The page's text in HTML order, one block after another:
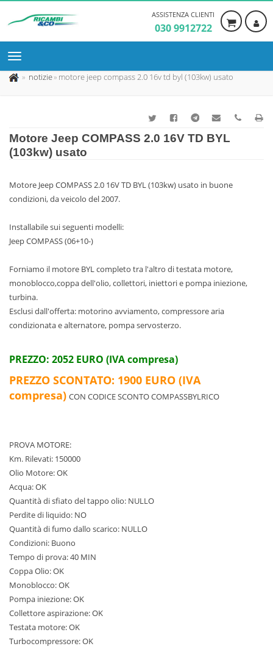
ASSISTENZA CLIENTI
030 9912722
notizie motore jeep compass 2.0 16v td byl (103kw) usato
Motore Jeep COMPASS 2.0 16V TD BYL
(103kw) usato
Motore Jeep COMPASS 2.0 16V TD BYL (103kw) usato in buone
condizioni, da veicolo del 2007.
Installabile sui seguenti modelli:
Jeep COMPASS (06+10-)
Forniamo il motore BYL completo tra l'altro di testata motore,
monoblocco,coppa dell'olio, collettori, iniettori e pompa iniezione,
turbina.
Esclusi dall'offerta: motorino avviamento, compressore aria
condizionata e alternatore, pompa servosterzo.
PREZZO: 2052 EURO (IVA compresa)
PREZZO SCONTATO: 1900 EURO (IVA
compresa) CON CODICE SCONTO COMPASSBYLRICO
PROVA MOTORE:
Km. Rilevati: 150000
Olio Motore: OK
Acqua: OK
Quantità di sfiato del tappo olio: NULLO
Perdite di liquido: NO
Quantità di fumo dallo scarico: NULLO
Condizioni: Buono
Tempo di prova: 40 MIN
Coppa Olio: OK
Monoblocco: OK
Pompa iniezione: OK
Collettore aspirazione: OK
Testata motore: OK
Turbocompressore: OK